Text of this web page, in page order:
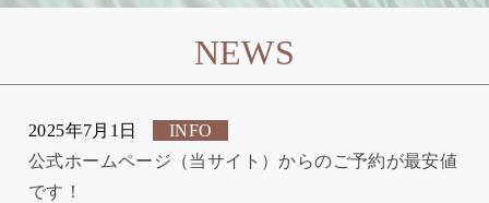
NEWS
2025年7月1日
INFO
公式ホームページ（当サイト）からのご予約が最安値
です！